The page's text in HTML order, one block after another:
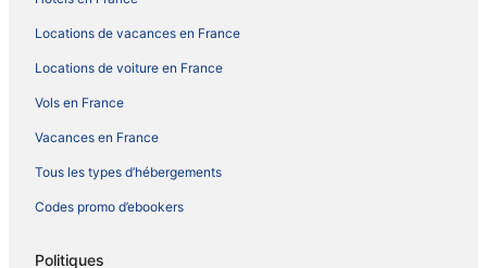
Locations de vacances en France
Locations de voiture en France
Vols en France
Vacances en France
Tous les types d’hébergements
Codes promo d’ebookers
Politiques